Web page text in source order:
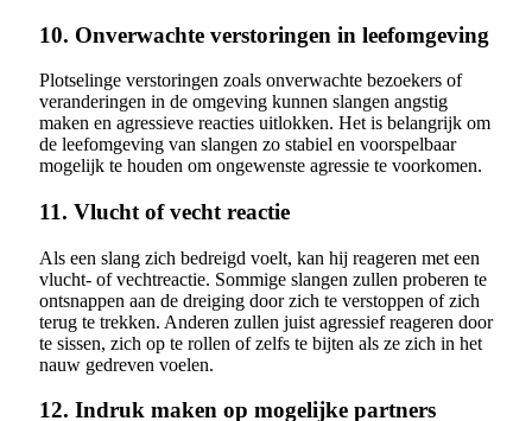
10. Onverwachte verstoringen in leefomgeving
Plotselinge verstoringen zoals onverwachte bezoekers of
veranderingen in de omgeving kunnen slangen angstig
maken en agressieve reacties uitlokken. Het is belangrijk om
de leefomgeving van slangen zo stabiel en voorspelbaar
mogelijk te houden om ongewenste agressie te voorkomen.
11. Vlucht of vecht reactie
Als een slang zich bedreigd voelt, kan hij reageren met een
vlucht- of vechtreactie. Sommige slangen zullen proberen te
ontsnappen aan de dreiging door zich te verstoppen of zich
terug te trekken. Anderen zullen juist agressief reageren door
te sissen, zich op te rollen of zelfs te bijten als ze zich in het
nauw gedreven voelen.
12. Indruk maken op mogelijke partners